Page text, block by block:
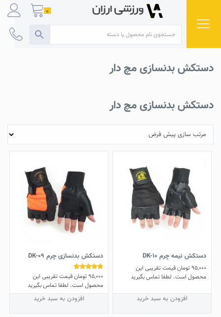
content
0
دستکش بدنسازی مچ دار
دستکش بدنسازی مچ دار
دستکش نیمه چرم DK-10
95,000تومانقیمت تقریبی این
محصول است. لطفا تماس بگیرید
افزودن به سبد خرید
دستکش بدنسازی چرم DK-09
نمره
5.00
از 5
95,000تومانقیمت تقریبی این
محصول است. لطفا تماس بگیرید
افزودن به سبد خرید